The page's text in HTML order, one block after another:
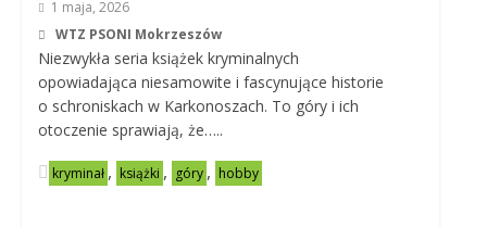
1 maja, 2026
WTZ PSONI Mokrzeszów
Niezwykła seria książek kryminalnych
opowiadająca niesamowite i fascynujące historie
o schroniskach w Karkonoszach. To góry i ich
otoczenie sprawiają, że…..
kryminał , książki , góry , hobby